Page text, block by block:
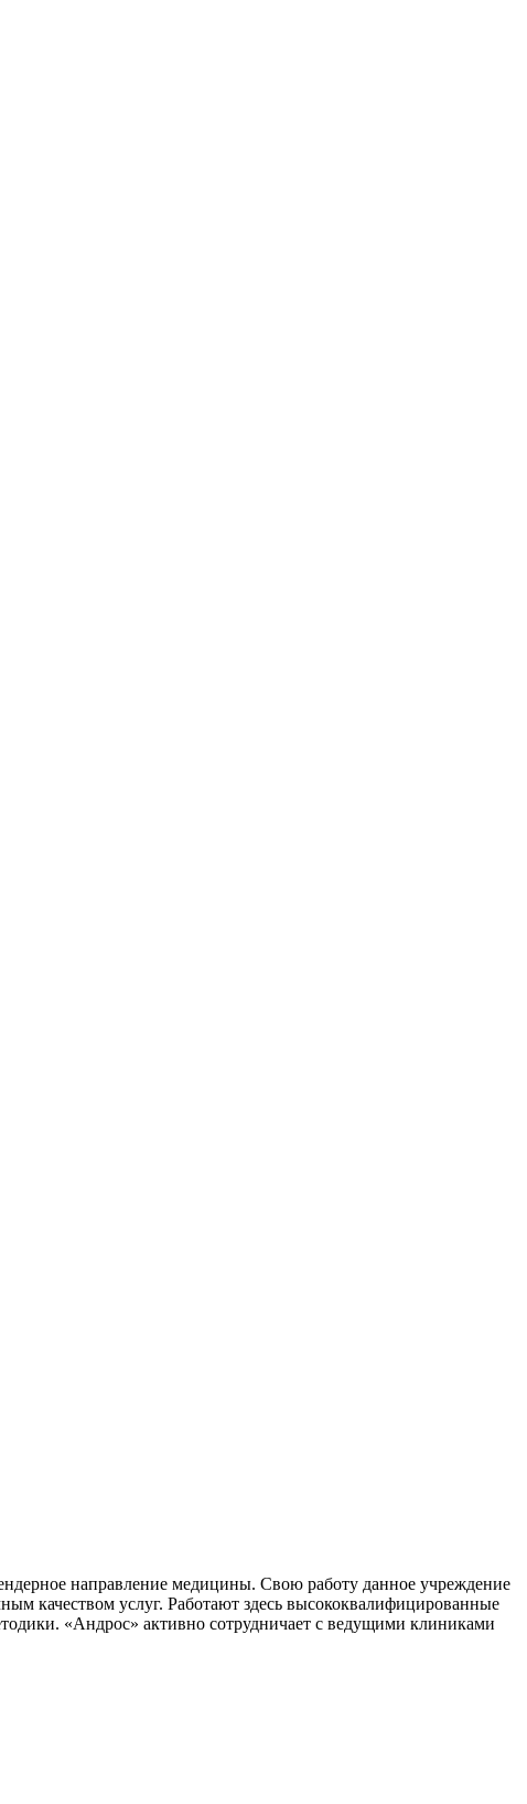
направление медицины. Свою работу данное учреждение
качеством услуг. Работают здесь высококвалифицированные
«Андрос» активно сотрудничает с ведущими клиниками